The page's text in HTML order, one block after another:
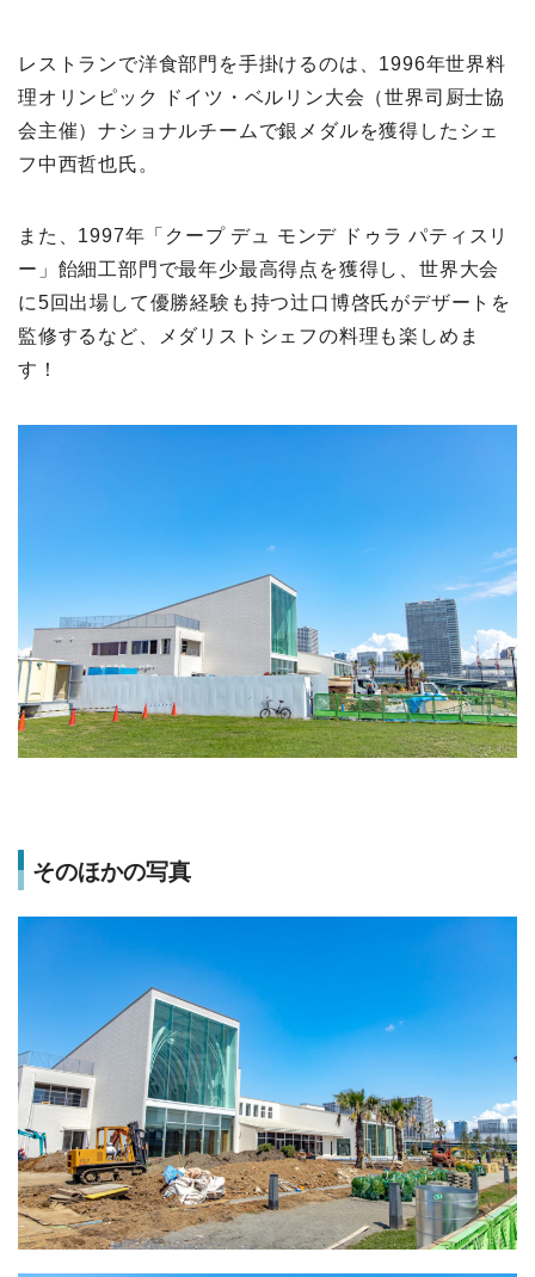
レストランで洋食部門を手掛けるのは、1996年世界料
理オリンピック ドイツ・ベルリン大会（世界司厨士協
会主催）ナショナルチームで銀メダルを獲得したシェ
フ中西哲也氏。
また、1997年「クープ デュ モンデ ドゥラ パティスリ
ー」飴細工部門で最年少最高得点を獲得し、世界大会
に5回出場して優勝経験も持つ辻口博啓氏がデザートを
監修するなど、メダリストシェフの料理も楽しめま
す！
そのほかの写真